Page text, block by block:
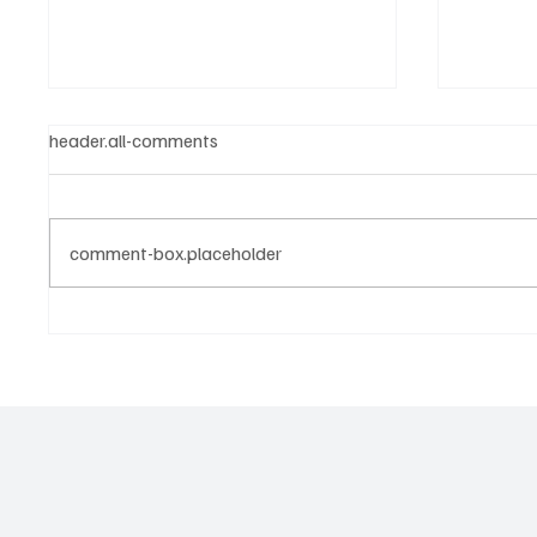
header.all-comments
comment-box.placeholder